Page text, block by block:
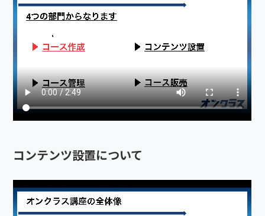
コンテンツ設置について